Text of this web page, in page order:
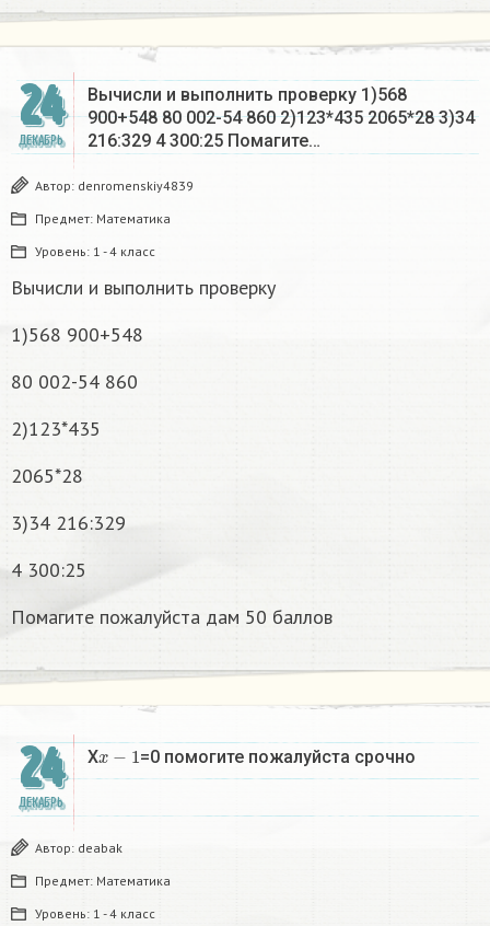
24
ДЕКАБРЬ
Вычисли и выполнить проверку 1)568
900+548 80 002-54 860 2)123*435 2065*28 3)34
216:329 4 300:25 Помагите…
Автор: denromenskiy4839
Предмет: Математика
Уровень: 1 - 4 класс
Вычисли и выполнить проверку
1)568 900+548
80 002-54 860
2)123*435
2065*28
3)34 216:329
4 300:25
Помагите пожалуйста дам 50 баллов
24
ДЕКАБРЬ
Xx−1 =0 помогите пожалуйста срочно
Автор: deabak
Предмет: Математика
Уровень: 1 - 4 класс